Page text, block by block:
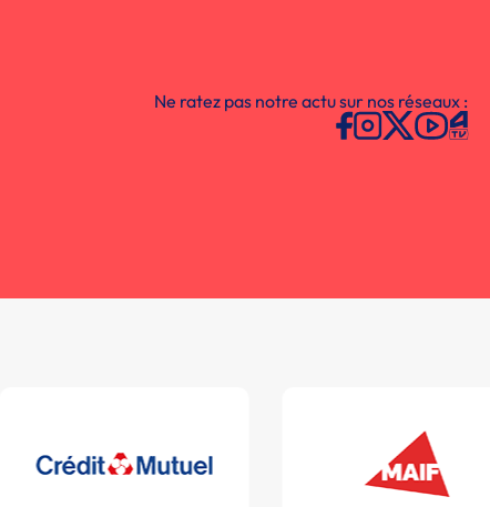
Ne ratez pas notre actu sur nos réseaux :